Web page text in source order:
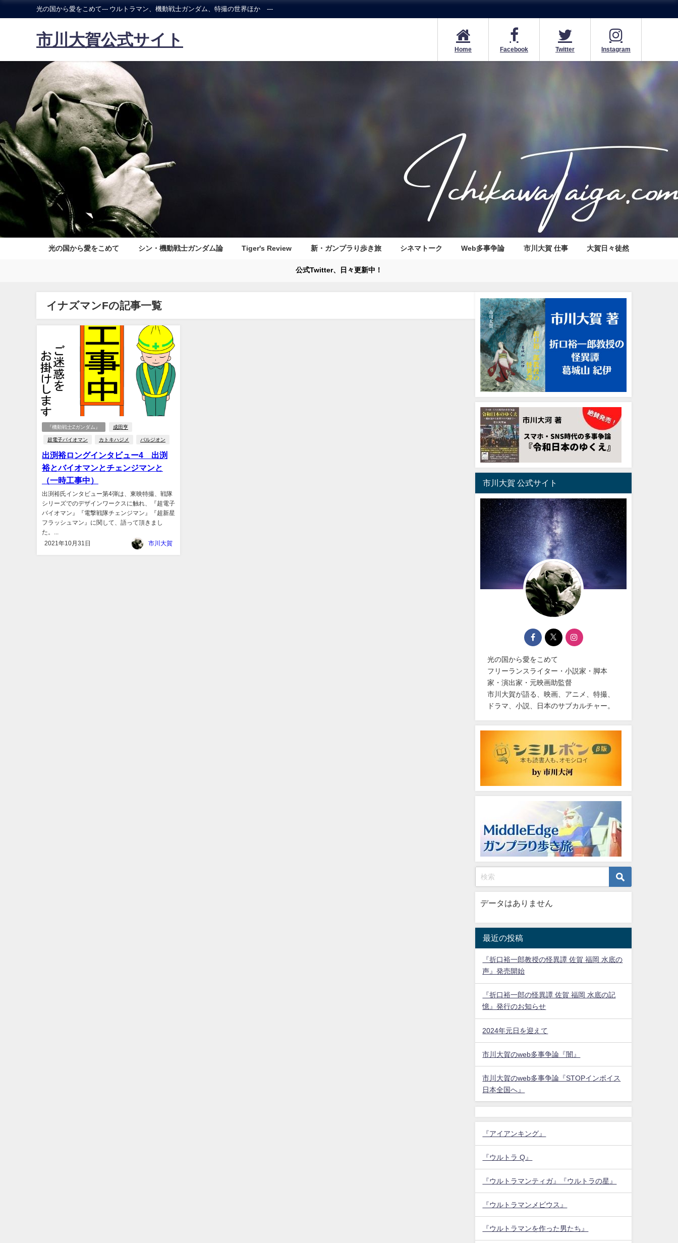
光の国から愛をこめて--- ウルトラマン、機動戦士ガンダム、特撮の世界ほか ---
市川大賀公式サイト
Home Facebook Twitter Instagram
光の国から愛をこめて シン・機動戦士ガンダム論 Tiger's Review 新・ガンプラり歩き旅 シネマトーク Web多事争論 市川大賀 仕事 大賀日々徒然
公式Twitter、日々更新中！
イナズマンFの記事一覧
『機動戦士Zガンダム』 成田亨
超電子バイオマン カトキハジメ バルジオン
出渕裕ロングインタビュー4 出渕
裕とバイオマンとチェンジマンと
（一時工事中）
出渕裕氏インタビュー第4弾は、東映特撮、戦隊
シリーズでのデザインワークスに触れ、『超電子
バイオマン』『電撃戦隊チェンジマン』『超新星
フラッシュマン』に関して、語って頂きまし
た。...
2021年10月31日
市川大賀
市川大賀 公式サイト
光の国から愛をこめて
フリーランスライター・小説家・脚本
家・演出家・元映画助監督
市川大賀が語る、映画、アニメ、特撮、
ドラマ、小説、日本のサブカルチャー。
データはありません
最近の投稿
『折口裕一郎教授の怪異譚 佐賀 福岡 水底の
声』発売開始
『折口裕一郎の怪異譚 佐賀 福岡 水底の記
憶』発行のお知らせ
2024年元日を迎えて
市川大賀のweb多事争論『闇』
市川大賀のweb多事争論『STOPインボイス
日本全国へ』
『アイアンキング』
『ウルトラ Q』
『ウルトラマンティガ』『ウルトラの星』
『ウルトラマンメビウス』
『ウルトラマンを作った男たち』